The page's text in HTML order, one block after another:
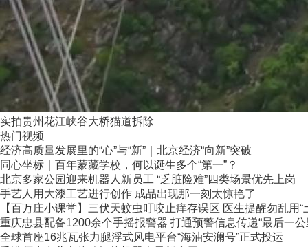
实拍贵州花江峡谷大桥猫道拆除
热门视频
经济高质量发展里的“心”与“新”｜北京经济“向新”突破
同心坐标｜百年蒙藏学校，何以诞生多个“第一”？
北京多家公园迎来机器人新员工 “乏脏险难”四类场景优先上岗
手艺人用大漆工艺进行创作 成品出现那一刻太惊艳了
【百万庄小课堂】三伏天蚊虫叮咬止痒存误区 医生提醒勿乱用“
重庆忠县配备1200余个手摇报警器 打通预警信息传递“最后一公
全球首座16兆瓦张力腿浮式风电平台“海油安澜号”正式投运